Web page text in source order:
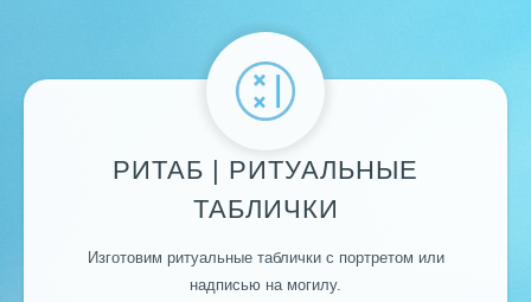
РИТАБ | РИТУАЛЬНЫЕ
ТАБЛИЧКИ
Изготовим ритуальные таблички с портретом или
надписью на могилу.